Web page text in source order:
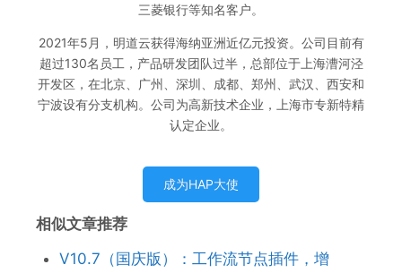
三菱银行等知名客户。
2021年5月，明道云获得海纳亚洲近亿元投资。公司目前有
超过130名员工，产品研发团队过半，总部位于上海漕河泾
开发区，在北京、广州、深圳、成都、郑州、武汉、西安和
宁波设有分支机构。公司为高新技术企业，上海市专新特精
认定企业。
成为HAP大使
相似文章推荐
V10.7（国庆版）：工作流节点插件，增